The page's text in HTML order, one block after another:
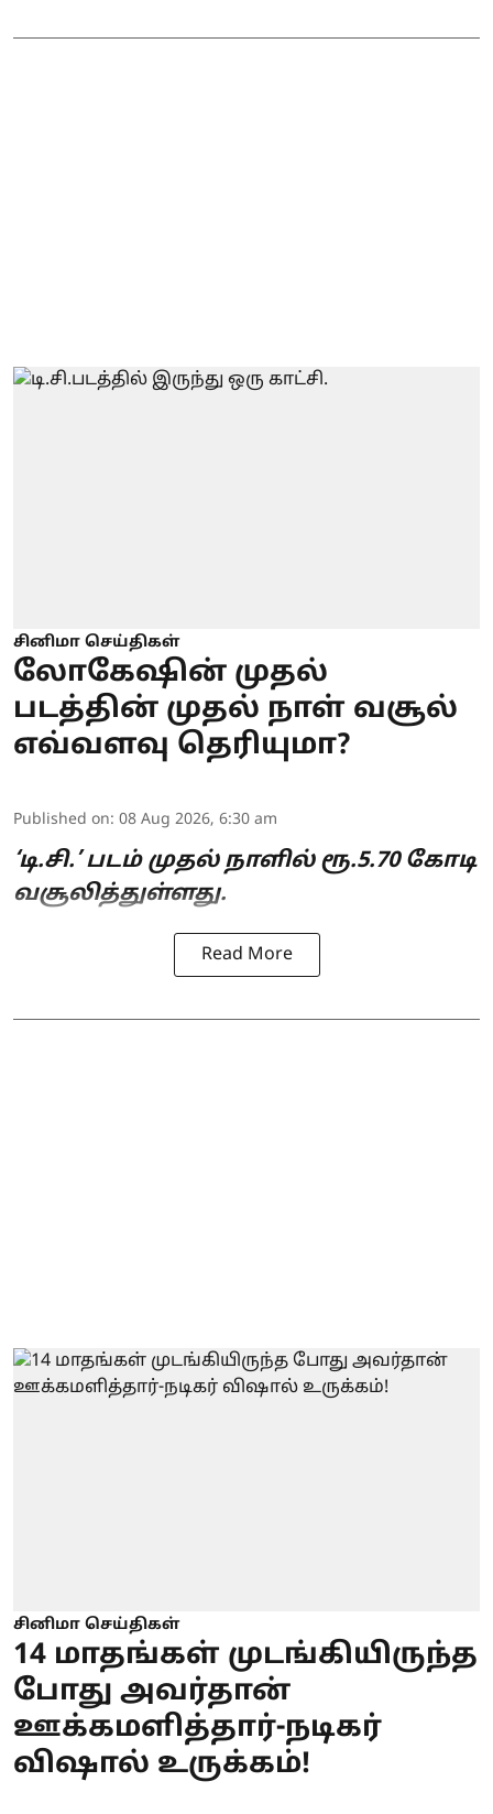
சினிமா செய்திகள்
லோகேஷின் முதல்
படத்தின் முதல் நாள் வசூல்
எவ்வளவு தெரியுமா?
Published on: 08 Aug 2026, 6:30 am
‘டி.சி.’ படம் முதல் நாளில் ரூ.5.70 கோடி
வசூலித்துள்ளது.
Read More
சினிமா செய்திகள்
14 மாதங்கள் முடங்கியிருந்த
போது அவர்தான்
ஊக்கமளித்தார்-நடிகர்
விஷால் உருக்கம்!